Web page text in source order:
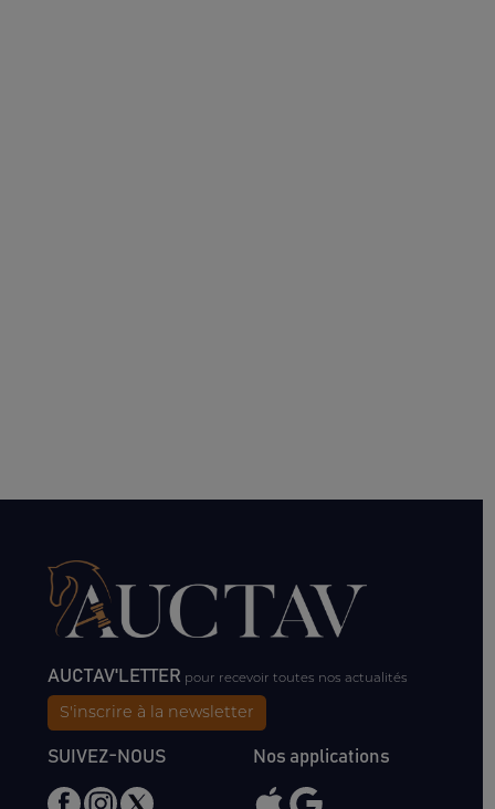
AUCTAV'LETTER pour recevoir toutes nos actualités
S'inscrire à la newsletter
SUIVEZ-NOUS Nos applications